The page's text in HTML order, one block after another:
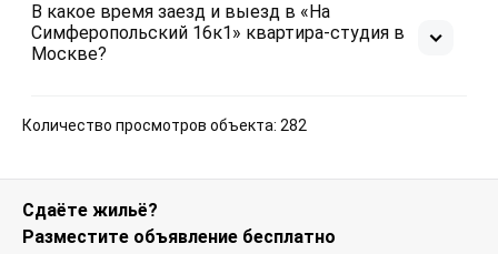
- Курение в студии запрещено (в том числе на
штраф в размере 1500 рублей.
- Шумные мероприятия, вечеринки, громкое
В какое время заезд и выезд в «На
Симферопольский 16к1» квартира-студия в
Москве?
Количество просмотров объекта: 282
Сдаёте жильё?
Разместите объявление бесплатно